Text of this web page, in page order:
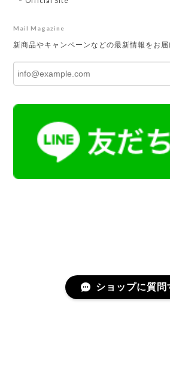
Mail Magazine
新商品やキャンペーンなどの最新情報をお届
ショップに質問